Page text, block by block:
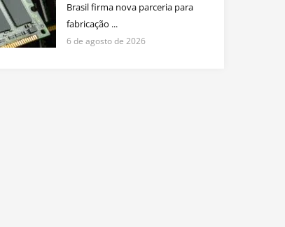
Brasil firma nova parceria para
fabricação ...
6 de agosto de 2026